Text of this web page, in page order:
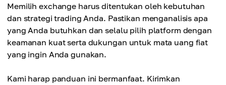
Memilih exchange harus ditentukan oleh kebutuhan
dan strategi trading Anda. Pastikan menganalisis apa
yang Anda butuhkan dan selalu pilih platform dengan
keamanan kuat serta dukungan untuk mata uang fiat
yang ingin Anda gunakan.
Kami harap panduan ini bermanfaat. Kirimkan